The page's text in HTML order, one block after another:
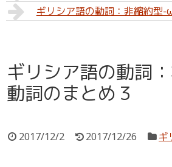
ギリシア語の動詞：非縮約型-
ギリシア語の動詞
動詞のまとめ３
2017/12/2 2017/12/26 ギ